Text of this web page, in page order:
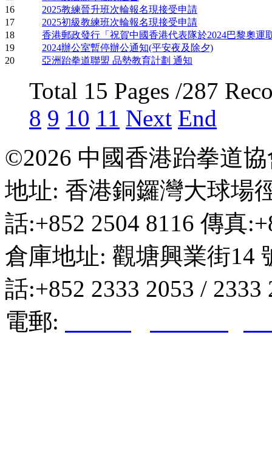
16
2025教練晉升班次輪報名現接受申請
17
2025初級教練班次輪報名現接受申請
18
香港郵政發行「祝賀中國香港代表隊於2024巴黎奧運
19
2024辦公室暫停辦公通知(平安夜及除夕)
20
亞洲跆拳道聯盟 品勢教育計劃 通知
Total 15 Pages /287
8 9 10 11 Next End
©2026 中國香港跆拳道
地址: 香港銅鑼灣大球場
話:+852 2504 8116 傳真
倉庫地址: 觀塘興業街14
話:+852 2333 2053 /
電郵: